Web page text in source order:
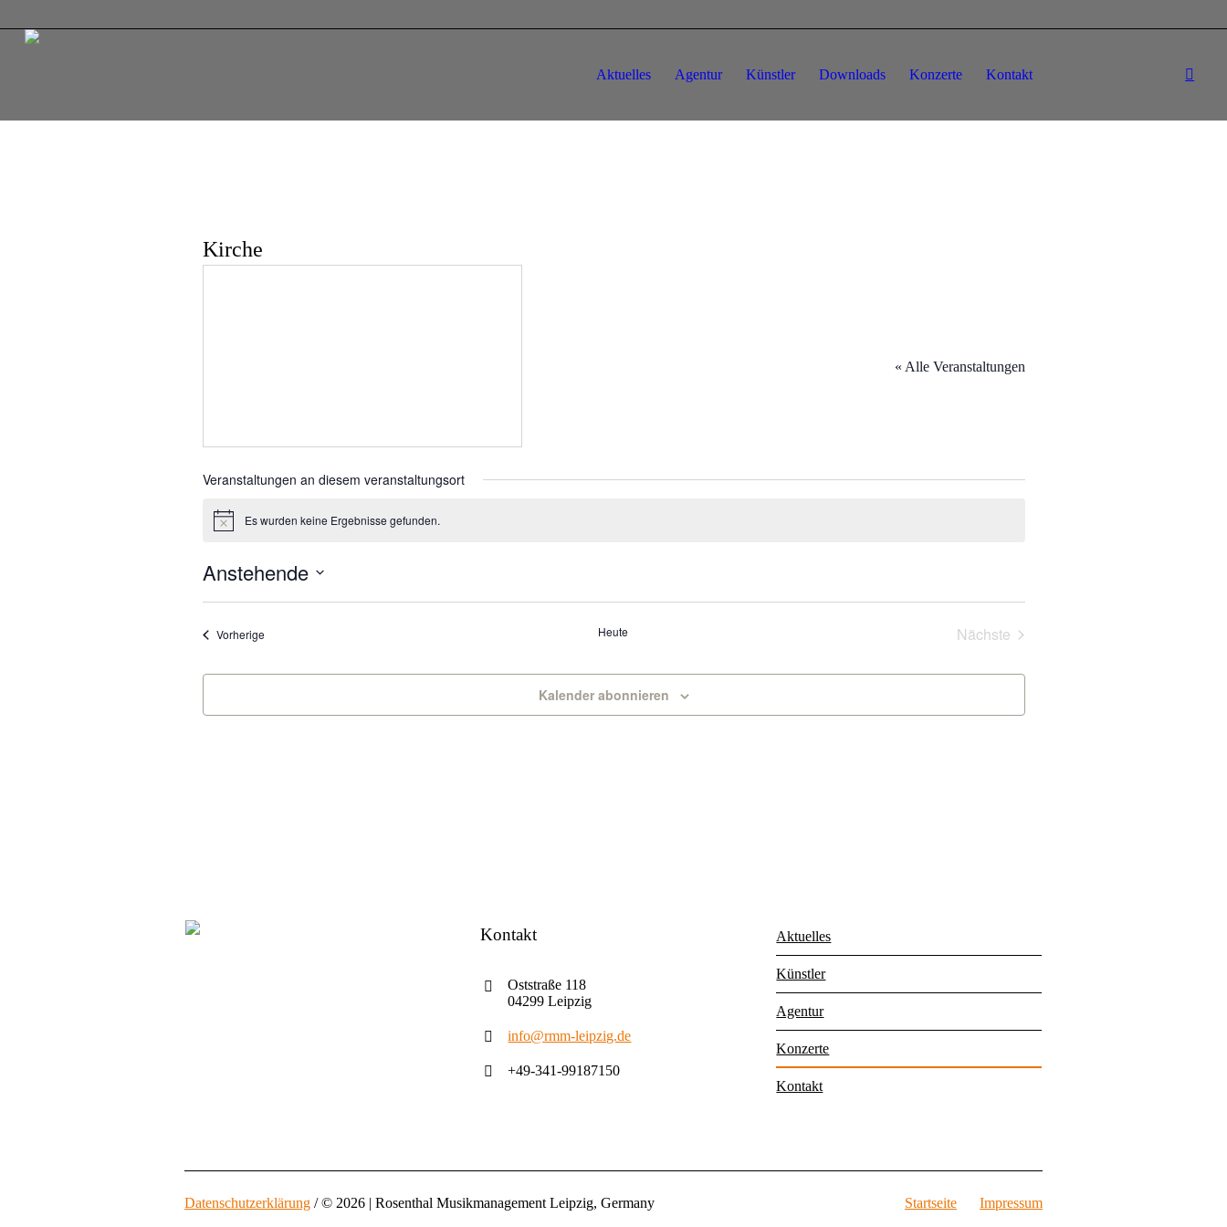
Aktuelles Agentur Künstler Downloads Konzerte Kontakt
Kirche
« Alle Veranstaltungen
Veranstaltungen an diesem veranstaltungsort
HinweisEs wurden keine Ergebnisse gefunden.
Anstehende
VorherigeVeranstaltungen Heute Nächste Veranstaltungen
Kalender abonnieren
Kontakt
Oststraße 118
04299 Leipzig
info@rmm-leipzig.de
+49-341-99187150
Aktuelles
Künstler
Agentur
Konzerte
Kontakt
Startseite Impressum
Datenschutzerklärung / © 2026 | Rosenthal Musikmanagement Leipzig, Germany